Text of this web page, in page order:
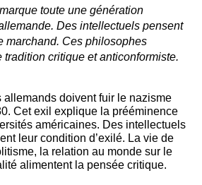
toute une génération
Des intellectuels pensent
marchand. Ces philosophes
critique et anticonformiste.
allemands doivent fuir le nazisme
Cet exil explique la prééminence
américaines. Des intellectuels
leur condition d’exilé. La vie de
la relation au monde sur le
alimentent la pensée critique.